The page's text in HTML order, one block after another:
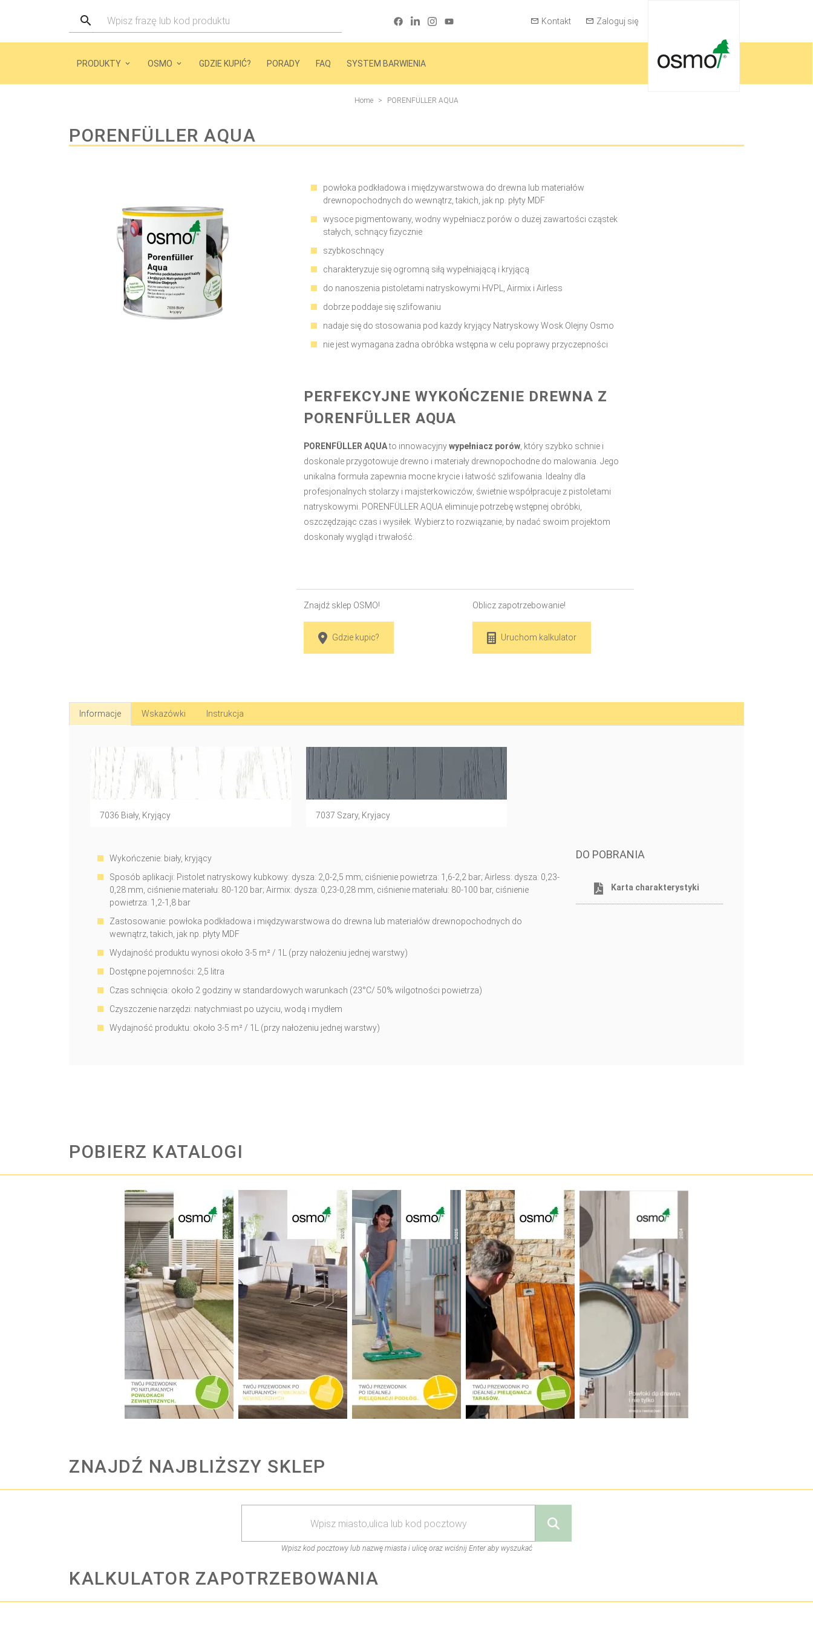
Kontakt Zaloguj się
PRODUKTY OSMO GDZIE KUPIĆ? PORADY FAQ SYSTEM BARWIENIA
Home PORENFÜLLER AQUA
PORENFÜLLER AQUA
powłoka podkładowa i międzywarstwowa do drewna lub materiałów
drewnopochodnych do wewnątrz, takich, jak np. płyty MDF
wysoce pigmentowany, wodny wypełniacz porów o dużej zawartości cząstek
stałych, schnący fizycznie
szybkoschnący
charakteryzuje się ogromną siłą wypełniającą i kryjącą
do nanoszenia pistoletami natryskowymi HVPL, Airmix i Airless
dobrze poddaje się szlifowaniu
nadaje się do stosowania pod każdy kryjący Natryskowy Wosk Olejny Osmo
nie jest wymagana żadna obróbka wstępna w celu poprawy przyczepności
PERFEKCYJNE WYKOŃCZENIE DREWNA Z
PORENFÜLLER AQUA
PORENFÜLLER AQUAto innowacyjnywypełniacz porów, który szybko schnie i
doskonale przygotowuje drewno i materiały drewnopochodne do malowania. Jego
unikalna formuła zapewnia mocne krycie i łatwość szlifowania. Idealny dla
profesjonalnych stolarzy i majsterkowiczów, świetnie współpracuje z pistoletami
natryskowymi. PORENFÜLLER AQUA eliminuje potrzebę wstępnej obróbki,
oszczędzając czas i wysiłek. Wybierz to rozwiązanie, by nadać swoim projektom
doskonały wygląd i trwałość.
Znajdź sklep OSMO!
Gdzie kupic?
Oblicz zapotrzebowanie!
Uruchom kalkulator
Informacje Wskazówki Instrukcja
7036 Biały, Kryjący 7037 Szary, Kryjacy
Wykończenie: biały, kryjący
Sposób aplikacji: Pistolet natryskowy kubkowy: dysza: 2,0-2,5 mm; ciśnienie powietrza: 1,6-2,2 bar; Airless: dysza: 0,23-
0,28 mm, ciśnienie materiału: 80-120 bar; Airmix: dysza: 0,23-0,28 mm, ciśnienie materiału: 80-100 bar, ciśnienie
powietrza: 1,2-1,8 bar
Zastosowanie: powłoka podkładowa i międzywarstwowa do drewna lub materiałów drewnopochodnych do
wewnątrz, takich, jak np. płyty MDF
Wydajność produktu wynosi około 3-5 m² / 1L (przy nałożeniu jednej warstwy)
Dostępne pojemności: 2,5 litra
Czas schnięcia: około 2 godziny w standardowych warunkach (23°C/ 50% wilgotności powietrza)
Czyszczenie narzędzi: natychmiast po użyciu, wodą i mydłem
Wydajność produktu: około 3-5 m² / 1L (przy nałożeniu jednej warstwy)
DO POBRANIA
Karta charakterystyki
POBIERZ KATALOGI
ZNAJDŹ NAJBLIŻSZY SKLEP
Wpisz kod pocztowy lub nazwę miasta i ulicę oraz wciśnij Enter aby wyszukać
KALKULATOR ZAPOTRZEBOWANIA